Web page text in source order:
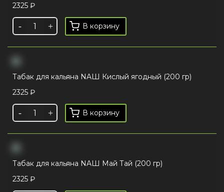
2325 ₽
В корзину
Табак для кальяна NAШ Кислый ягодный (200 гр)
2325 ₽
В корзину
Табак для кальяна NAШ Май Тай (200 гр)
2325 ₽